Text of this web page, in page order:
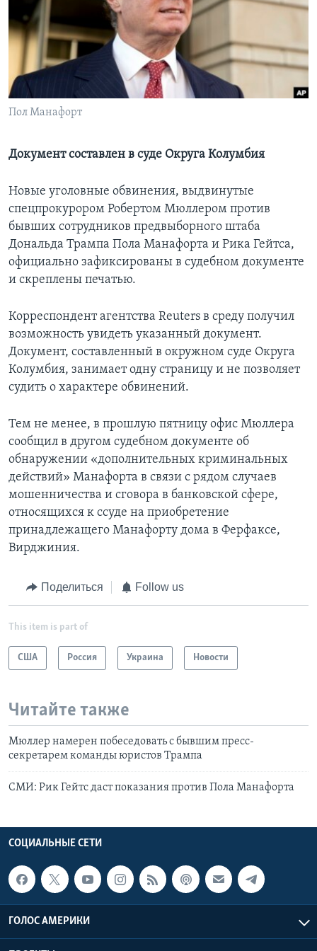
Learning English
СОЦИАЛЬНЫЕ СЕТИ
Пол Манафорт
Документ составлен в суде Округа Колумбия
Новые уголовные обвинения, выдвинутые
спецпрокурором Робертом Мюллером против
бывших сотрудников предвыборного штаба
Дональда Трампа Пола Манафорта и Рика Гейтса,
официально зафиксированы в судебном документе
и скреплены печатью.
Корреспондент агентства Reuters в среду получил
возможность увидеть указанный документ.
Документ, составленный в окружном суде Округа
Колумбия, занимает одну страницу и не позволяет
судить о характере обвинений.
Тем не менее, в прошлую пятницу офис Мюллера
сообщил в другом судебном документе об
обнаружении «дополнительных криминальных
действий» Манафорта в связи с рядом случаев
мошенничества и сговора в банковской сфере,
относящихся к ссуде на приобретение
принадлежащего Манафорту дома в Ферфаксе,
Вирджиния.
Поделиться Follow us
This item is part of
США Россия Украина Новости
Читайте также
Мюллер намерен побеседовать с бывшим пресс-
секретарем команды юристов Трампа
СМИ: Рик Гейтс даст показания против Пола Манафорта
СОЦИАЛЬНЫЕ СЕТИ
ГОЛОС АМЕРИКИ